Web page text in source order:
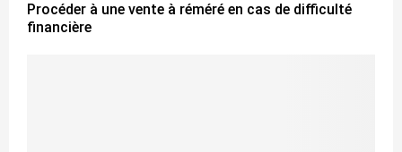
Procéder à une vente à réméré en cas de difficulté
financière